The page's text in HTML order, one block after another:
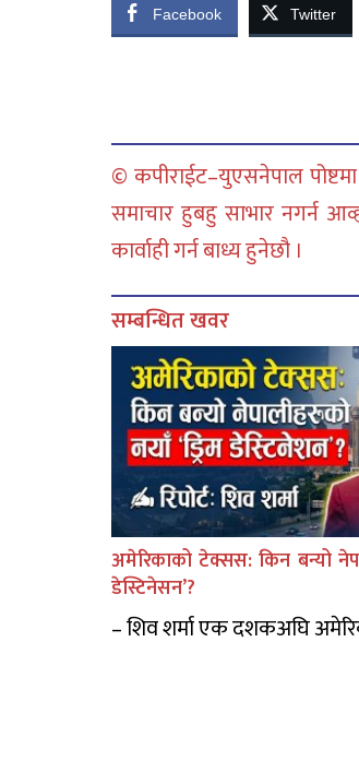
Facebook Twitter
© कपीराईट–युएसनेपाल
समाचार हुबहु साभार नगर्न
कार्वाही गर्न बाध्य हुनेछौ ।
सम्बन्धित खवर
अमेरिकाको टेक्सस: किन बन्यो
डेस्टिनेसन’?
– शिव शर्मा एक दशकअघि